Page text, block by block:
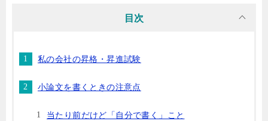
目次
私の会社の昇格・昇進試験
小論文を書くときの注意点
当たり前だけど「自分で書く」こと